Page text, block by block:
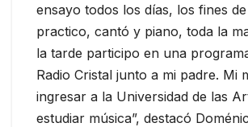
ensayo todos los días, los fines
practico, cantó y piano, toda la
la tarde participo en una
Radio Cristal junto a mi padre. Mi
ingresar a la Universidad de las
estudiar música”, destacó